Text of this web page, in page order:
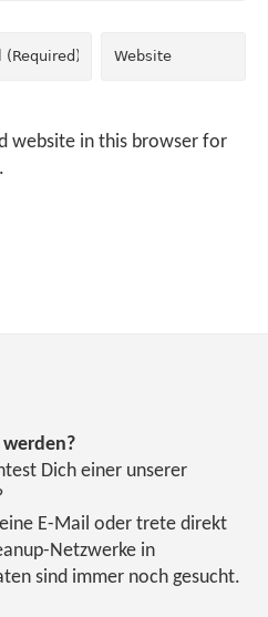
website in this browser for
Dich einer unserer
E-Mail oder trete direkt
Netzwerke in
sind immer noch gesucht.